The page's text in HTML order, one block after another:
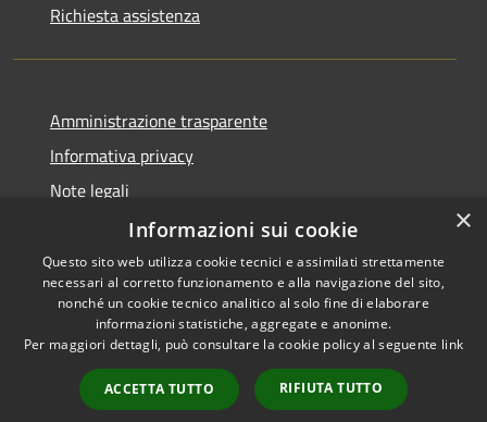
Richiesta assistenza
Amministrazione trasparente
Informativa privacy
Note legali
Dichiarazione di accessibilità
RSS
Accessibilità
Copyright © 2026 • Comune di
byMunicipium
Accesso
redazione
×
Informazioni sui cookie
Questo sito web utilizza cookie tecnici e assimilati strettamente
necessari al corretto funzionamento e alla navigazione del sito,
nonché un cookie tecnico analitico al solo fine di elaborare
informazioni statistiche, aggregate e anonime.
Per maggiori dettagli, può consultare la cookie policy al seguente link
ACCETTA TUTTO RIFIUTA TUTTO